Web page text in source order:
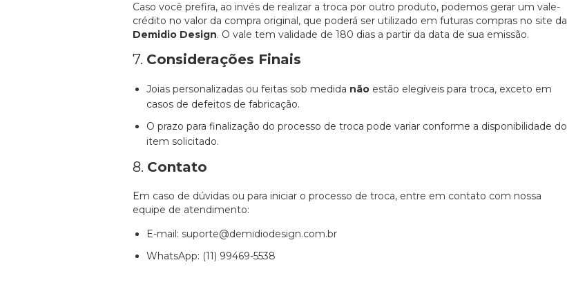
Caso você prefira, ao invés de realizar a troca por outro produto, podemos gerar um vale-
crédito no valor da compra original, que poderá ser utilizado em futuras compras no site da
Demidio Design. O vale tem validade de 180 dias a partir da data de sua emissão.
7. Considerações Finais
Joias personalizadas ou feitas sob medida não estão elegíveis para troca, exceto em
casos de defeitos de fabricação.
O prazo para finalização do processo de troca pode variar conforme a disponibilidade do
item solicitado.
8. Contato
Em caso de dúvidas ou para iniciar o processo de troca, entre em contato com nossa
equipe de atendimento:
E-mail: suporte@demidiodesign.com.br
WhatsApp: (11) 99469-5538